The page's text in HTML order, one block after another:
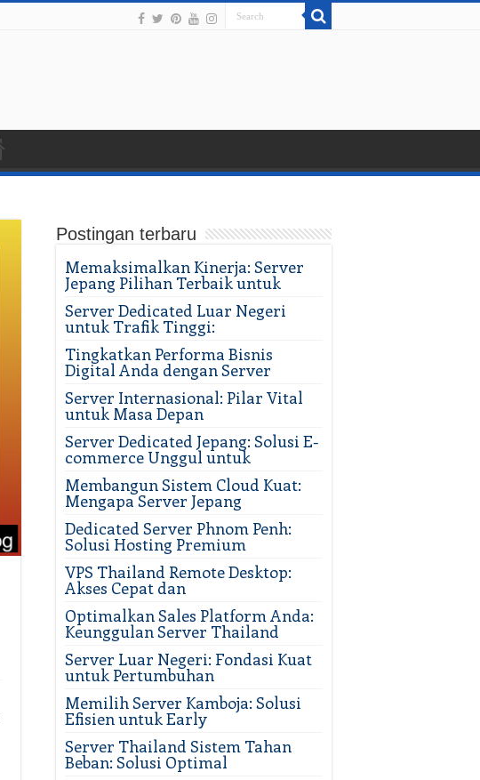
Postingan terbaru
Memaksimalkan Kinerja: Server
Jepang Pilihan Terbaik untuk
Server Dedicated Luar Negeri
untuk Trafik Tinggi:
Tingkatkan Performa Bisnis
Digital Anda dengan Server
Server Internasional: Pilar Vital
untuk Masa Depan
Server Dedicated Jepang: Solusi E-
commerce Unggul untuk
Membangun Sistem Cloud Kuat:
Mengapa Server Jepang
Dedicated Server Phnom Penh:
Solusi Hosting Premium
VPS Thailand Remote Desktop:
Akses Cepat dan
Optimalkan Sales Platform Anda:
Keunggulan Server Thailand
Server Luar Negeri: Fondasi Kuat
untuk Pertumbuhan
Memilih Server Kamboja: Solusi
Efisien untuk Early
Server Thailand Sistem Tahan
Beban: Solusi Optimal